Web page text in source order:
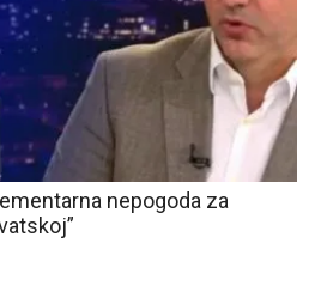
nepogoda za